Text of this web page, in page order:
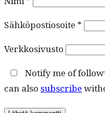
Sähköpostiosoite *
Verkkosivusto
Notify me of
can also subscribe